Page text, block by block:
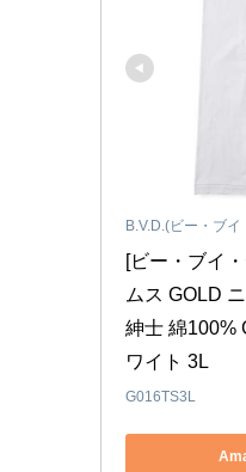
B.V.D.(ビー・ブイ
[ビー・ブイ
ムス GOLD
紳士 綿100%
ワイト 3L
G016TS3L